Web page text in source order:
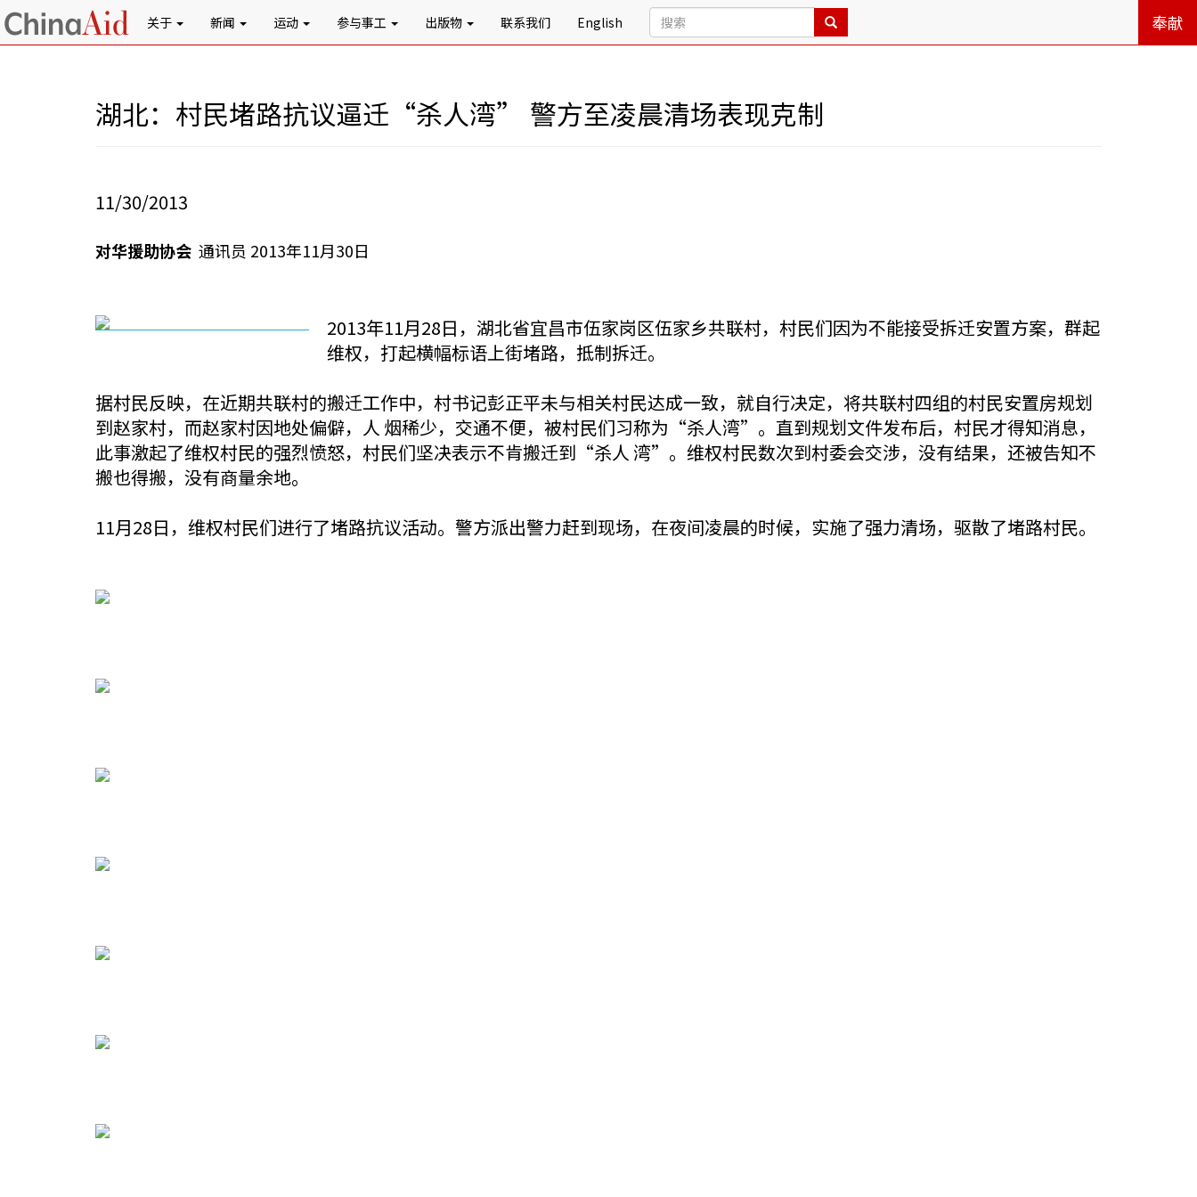
关于 新闻 运动 参与事工 出版物 联系我们 English 奉献
湖北：村民堵路抗议逼迁“杀人湾” 警方至凌晨清场表现克制
11/30/2013
对华援助协会 通讯员 2013年11月30日
2013年11月28日，湖北省宜昌市伍家岗区伍家乡共联村，村民们因为不能接受拆迁安置方案，群起
维权，打起横幅标语上街堵路，抵制拆迁。
据村民反映，在近期共联村的搬迁工作中，村书记彭正平未与相关村民达成一致，就自行决定，将共联村四组的村民安置房规划
到赵家村，而赵家村因地处偏僻，人 烟稀少，交通不便，被村民们习称为“杀人湾”。直到规划文件发布后，村民才得知消息，
此事激起了维权村民的强烈愤怒，村民们坚决表示不肯搬迁到“杀人 湾”。维权村民数次到村委会交涉，没有结果，还被告知不
搬也得搬，没有商量余地。
11月28日，维权村民们进行了堵路抗议活动。警方派出警力赶到现场，在夜间凌晨的时候，实施了强力清场，驱散了堵路村民。